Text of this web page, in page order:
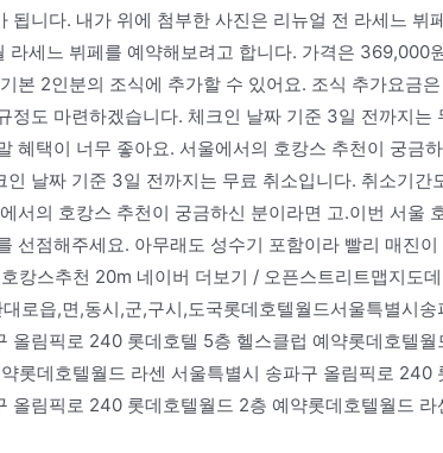
됩니다. 내가 위에 첨부한 사진은 리뉴얼 전 라세느 뷔
라세느 뷔페를 예약해보려고 합니다. 가격은 369,000
본 2인분의 조식에 추가할 수 있어요. 조식 추가요금
정도 마련하겠습니다. 체크인 날짜 기준 3일 전까지는
혜택이 너무 좋아요. 서울에서의 호캉스 추천이 궁금
인 날짜 기준 3일 전까지는 무료 취소입니다. 취소기간
서의 호캉스 추천이 궁금하신 분이라면 고.이번 서울
선점해주세요. 아무래도 성수기 포함이라 빨리 매진
캉스추천 20m 네이버 더보기 / 오픈스트리트맵지도
로읍,면,동시,군,구시,도국롯데호텔월드서울특별시
올림픽로 240 롯데호텔 5층 헬스클럽 예약롯데호텔
롯데호텔월드 라센 서울특별시 송파구 올림픽로 240
올림픽로 240 롯데호텔월드 2층 예약롯데호텔월드